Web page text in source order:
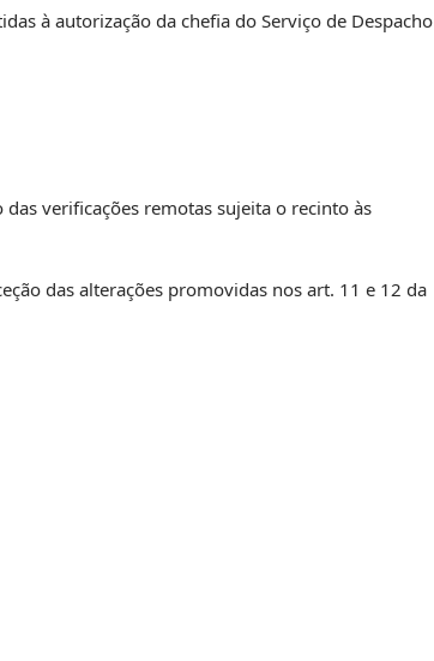
à autorização da chefia do Serviço de Despacho
verificações remotas sujeita o recinto às
das alterações promovidas nos art. 11 e 12 da